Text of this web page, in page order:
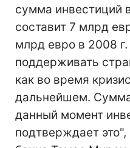
сумма инвестиций
составит 7 млрд
млрд евро в 2008 г.
поддерживать
как во время
дальнейшем.
данный момент
подтверждает